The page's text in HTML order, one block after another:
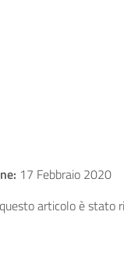
17 Febbraio 2020
articolo è